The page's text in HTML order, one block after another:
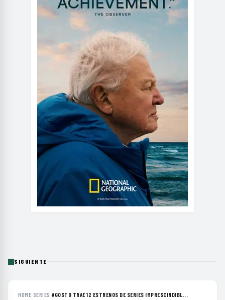
SIGUIENTE
HOME› SERIES ›AGOSTO TRAE 12 ESTRENOS DE SERIES IMPRESCINDIBL...